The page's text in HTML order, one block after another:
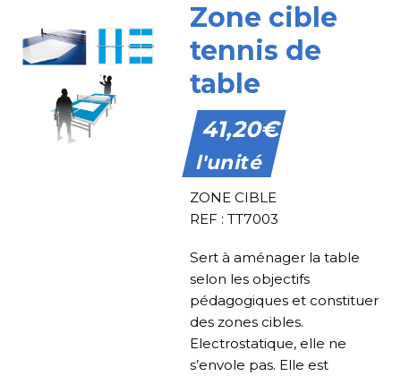
Zone cible
tennis de
table
41,20€
l'unité
ZONE CIBLE
REF : TT7003
Sert à aménager la table
selon les objectifs
pédagogiques et constituer
des zones cibles.
Electrostatique, elle ne
s’envole pas. Elle est